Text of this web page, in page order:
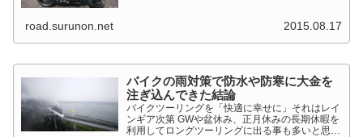
road.surunon.net 2015.08.17
バイクの雨対策で防水や防寒に大金を
注ぎ込んできた結論
バイクツーリングを「快適に幸せに」それはレイ
ンギア次第 GWや盆休み、正月休みの長期休暇を
利用してロングツーリングに出る事も多いと思い